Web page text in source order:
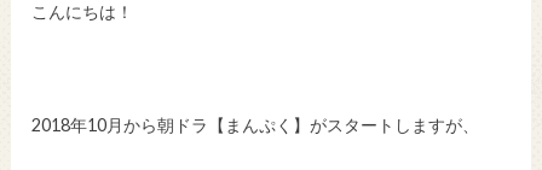
こんにちは！
2018年10月から朝ドラ【まんぷく】がスタートしますが、